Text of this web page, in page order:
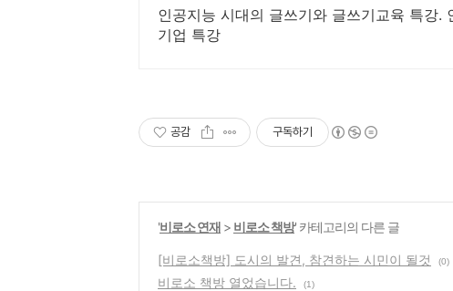
인공지능 시대의 글쓰기와 글쓰기교육 특강.
기업 특강
공감 구독하기
'비로소 연재 > 비로소 책방' 카테고리의 다른 글
[비로소책방] 도시의 발견, 참견하는 시민이 될것 (0)
비로소 책방 열었습니다. (1)